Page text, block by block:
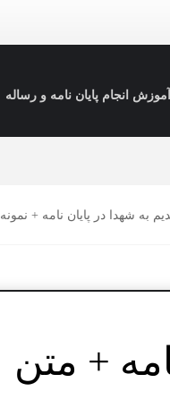
آموزش انجام پایان نامه و رساله
به شهدا در پایان نامه + نمونه
+ متن